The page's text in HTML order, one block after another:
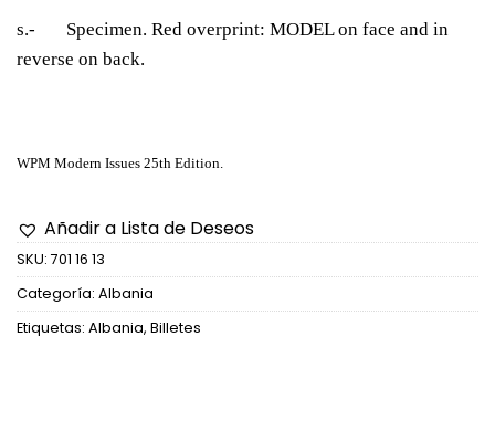
s.- Specimen. Red overprint: MODEL on face and in
reverse on back.
WPM Modern Issues 25th Edition.
Añadir a Lista de Deseos
SKU: 701 16 13
Categoría: Albania
Etiquetas: Albania, Billetes